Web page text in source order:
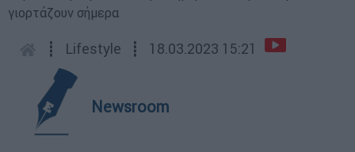
γιορτάζουν σήμερα
┋ Lifestyle ┋ 18.03.2023 15:21
Newsroom